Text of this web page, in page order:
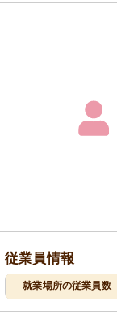
従業員情報
就業場所の従業員数